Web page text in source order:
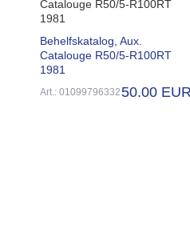
Behelfskatalog, Aux.
Catalouge R50/5-R100RT
1981
Art.: 0109979633250.00